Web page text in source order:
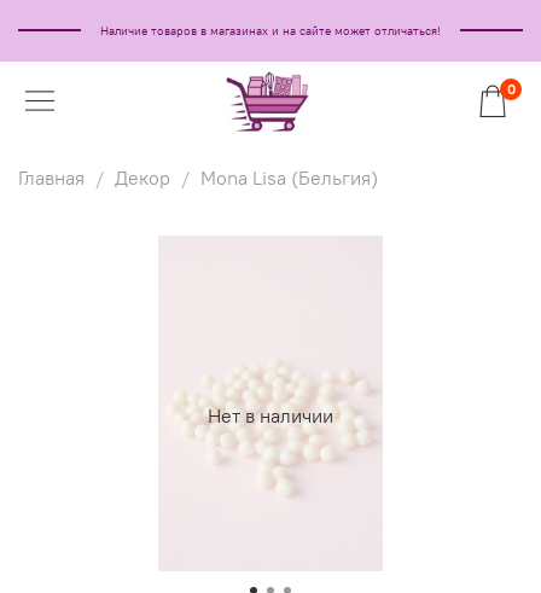
Наличие товаров в магазинах и на сайте может отличаться!
0
Главная Декор Mona Lisa (Бельгия)
Нет в наличии